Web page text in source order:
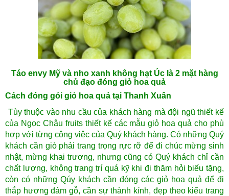
Táo envy Mỹ và nho xanh không hạt Úc là 2 mặt hàng
chủ đạo đóng giỏ hoa quả
Cách đóng gói giỏ hoa quả tại Thanh Xuân
Tùy thuộc vào nhu cầu của khách hàng mà đội ngũ thiết kế
của Ngọc Châu fruits thiết kế các mẫu giỏ hoa quả cho phù
hợp với từng công việc của Quý khách hàng. Có những Quý
khách cần giỏ phải trang trọng rực rỡ để đi chúc mừng sinh
nhật, mừng khai trương, nhưng cũng có Quý khách chỉ cần
chất lượng, không trang trí quá kỹ khi đi thăm hỏi biếu tặng,
còn có những Qúy khách cần đóng các giỏ hoa quả để đi
thắp hương đám gỗ, cần sự thành kính, đẹp theo kiểu trang